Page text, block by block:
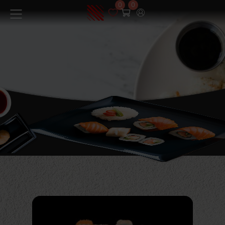
0 0
Меню